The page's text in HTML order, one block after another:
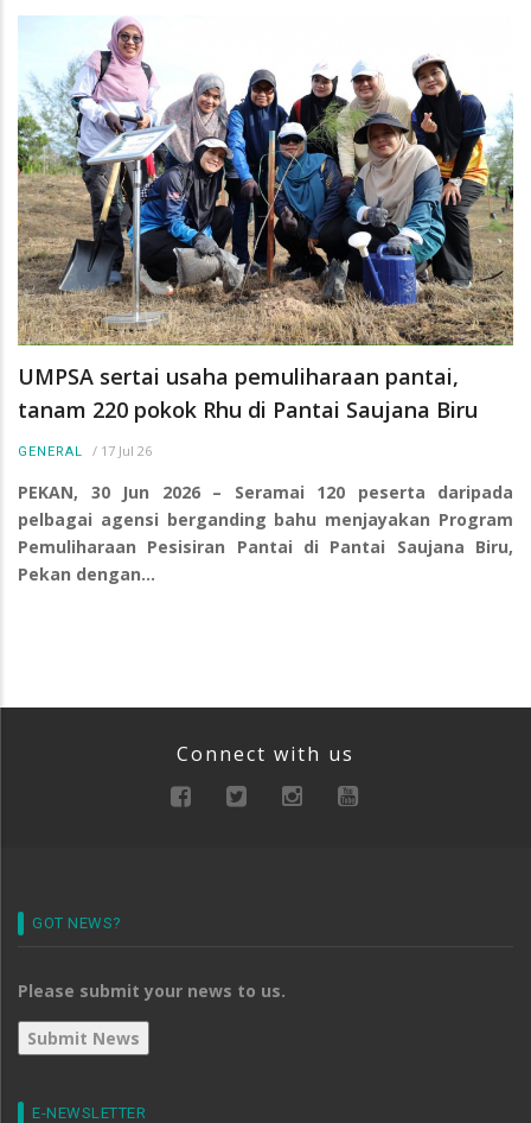
UMPSA sertai usaha pemuliharaan pantai,
tanam 220 pokok Rhu di Pantai Saujana Biru
GENERAL / 17 Jul 26
PEKAN, 30 Jun 2026 – Seramai 120 peserta daripada
pelbagai agensi berganding bahu menjayakan Program
Pemuliharaan Pesisiran Pantai di Pantai Saujana Biru,
Pekan dengan…
Connect with us
GOT NEWS?
Please submit your news to us.
E-NEWSLETTER